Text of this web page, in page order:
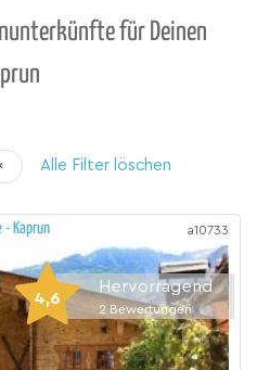
für Deinen
Alle Filter löschen
- Kaprun a10733
4,6
Hervorragend
2 Bewertungen